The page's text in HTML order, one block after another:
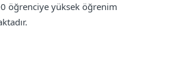
öğrenciye yüksek öğrenim